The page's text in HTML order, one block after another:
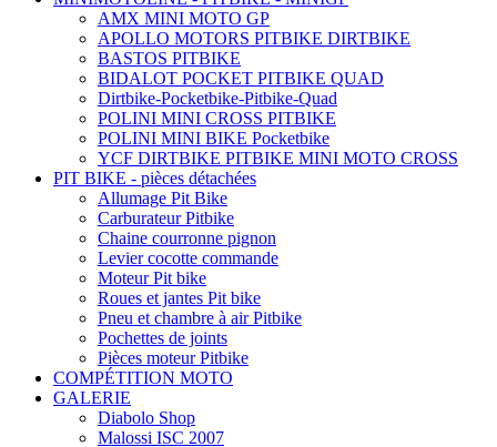
AMX MINI MOTO GP
APOLLO MOTORS PITBIKE DIRTBIKE
BASTOS PITBIKE
BIDALOT POCKET PITBIKE QUAD
Dirtbike-Pocketbike-Pitbike-Quad
POLINI MINI CROSS PITBIKE
POLINI MINI BIKE Pocketbike
YCF DIRTBIKE PITBIKE MINI MOTO CROSS
PIT BIKE - pièces détachées
Allumage Pit Bike
Carburateur Pitbike
Chaine courronne pignon
Levier cocotte commande
Moteur Pit bike
Roues et jantes Pit bike
Pneu et chambre à air Pitbike
Pochettes de joints
Pièces moteur Pitbike
COMPÉTITION MOTO
GALERIE
Diabolo Shop
Malossi ISC 2007